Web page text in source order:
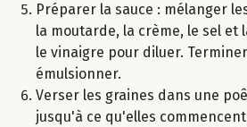
Préparer la sauce : mélanger
la moutarde, la crème, le sel et
le vinaigre pour diluer.
émulsionner.
Verser les graines dans une
jusqu'à ce qu'elles